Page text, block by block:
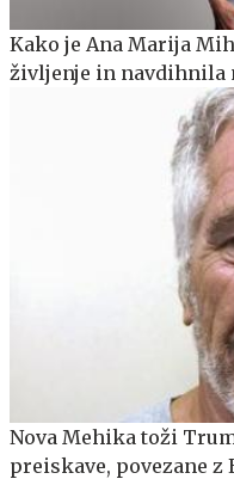
Kako je Ana Marija
življenje in navdihnila
Nova Mehika toži
preiskave, povezane